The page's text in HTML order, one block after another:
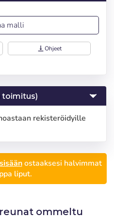
sisään
malli
vertical_align_bottomOhjeet
toimitus)
rekisteröidyille
ostaaksesi halvimmat
liput.
ommeltu